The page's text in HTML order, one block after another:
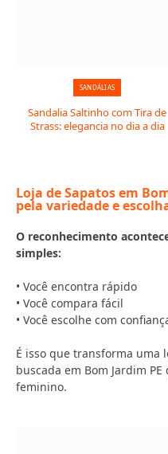
SANDÁLIAS
Sandalia Saltinho com Tira de
Strass: elegancia no dia a dia
Loja de Sapatos em
pela variedade e
O reconhecimento
simples:
• Você encontra rápido
• Você compara fácil
• Você escolhe com
É isso que transforma uma
buscada em Bom Jardim
feminino.